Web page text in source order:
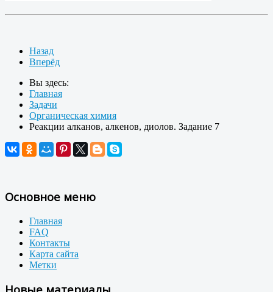
Назад
Вперёд
Вы здесь:
Главная
Задачи
Органическая химия
Реакции алканов, алкенов, диолов. Задание 7
Основное меню
Главная
FAQ
Контакты
Карта сайта
Метки